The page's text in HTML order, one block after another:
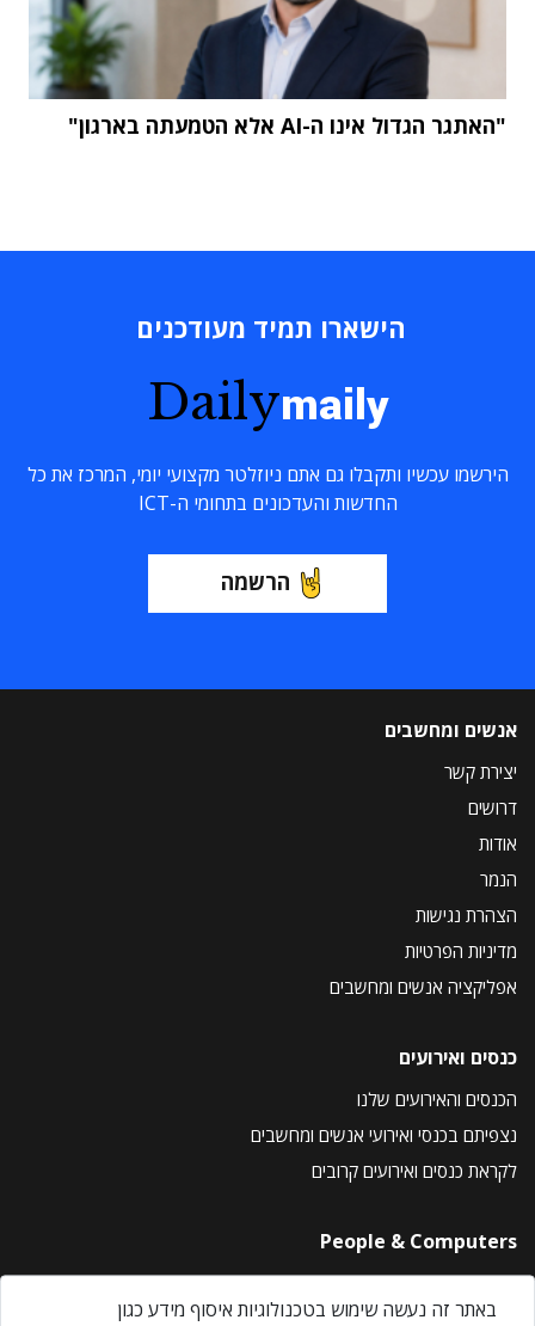
"האתגר הגדול אינו ה-AI אלא הטמעתה בארגון"
הישארו תמיד מעודכנים
Dailymaily
הירשמו עכשיו ותקבלו גם אתם ניוזלטר מקצועי יומי, המרכז את כל
החדשות והעדכונים בתחומי ה-ICT
הרשמה
אנשים ומחשבים
יצירת קשר
דרושים
אודות
הנמר
הצהרת נגישות
מדיניות הפרטיות
אפליקציה אנשים ומחשבים
כנסים ואירועים
הכנסים והאירועים שלנו
נצפיתם בכנסי ואירועי אנשים ומחשבים
לקראת כנסים ואירועים קרובים
People & Computers
About Us
Privacy Policy
באתר זה נעשה שימוש בטכנולוגיות איסוף מידע כגון